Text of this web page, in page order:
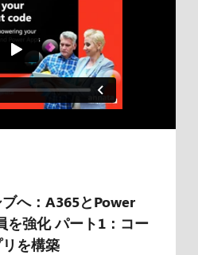
へ：A365とPower
を強化 パート1：コー
を構築